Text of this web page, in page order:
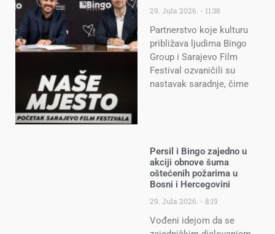
29. Jula 2026. 11:38
Partnerstvo koje kulturu
približava ljudima Bingo
Group i Sarajevo Film
Festival ozvaničili su
nastavak saradnje, čime
Persil i Bingo zajedno u
akciji obnove šuma
oštećenih požarima u
Bosni i Hercegovini
29. Jula 2026. 8:19
Vođeni idejom da se